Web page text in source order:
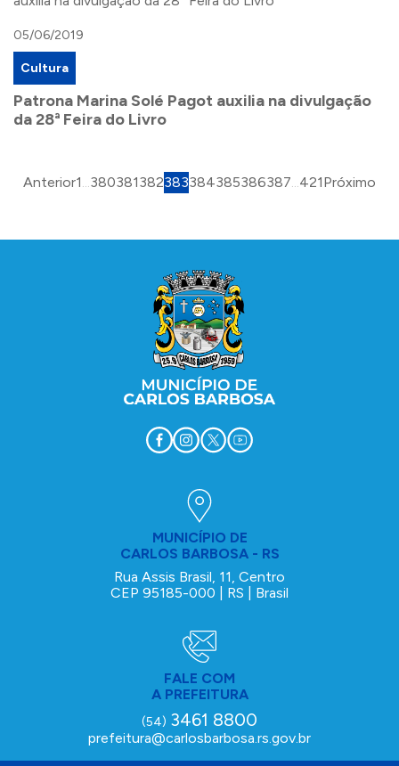
05/06/2019
Cultura
Patrona Marina Solé Pagot auxilia na divulgação
da 28ª Feira do Livro
Anterior1...380381382383384385386387...421Próximo
MUNICÍPIO DE
CARLOS BARBOSA - RS
Rua Assis Brasil, 11, Centro
CEP 95185-000 | RS | Brasil
FALE COM
A PREFEITURA
(54) 3461 8800
prefeitura@carlosbarbosa.rs.gov.br